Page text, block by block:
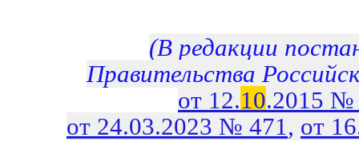
(В редакции
Правительства
от 12.10.2015 №
от 24.03.2023 № 471, от